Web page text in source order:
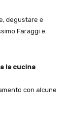
degustare e
Faraggi e
la cucina
con alcune